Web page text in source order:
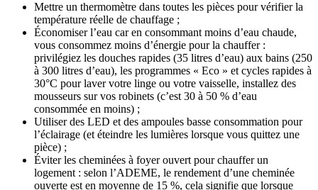
Mettre un thermomètre dans toutes les pièces pour vérifier la
température réelle de chauffage ;
Économiser l’eau car en consommant moins d’eau chaude,
vous consommez moins d’énergie pour la chauffer :
privilégiez les douches rapides (35 litres d’eau) aux bains (250
à 300 litres d’eau), les programmes « Eco » et cycles rapides à
30°C pour laver votre linge ou votre vaisselle, installez des
mousseurs sur vos robinets (c’est 30 à 50 % d’eau
consommée en moins) ;
Utiliser des LED et des ampoules basse consommation pour
l’éclairage (et éteindre les lumières lorsque vous quittez une
pièce) ;
Éviter les cheminées à foyer ouvert pour chauffer un
logement : selon l’ADEME, le rendement d’une cheminée
ouverte est en moyenne de 15 %, cela signifie que lorsque